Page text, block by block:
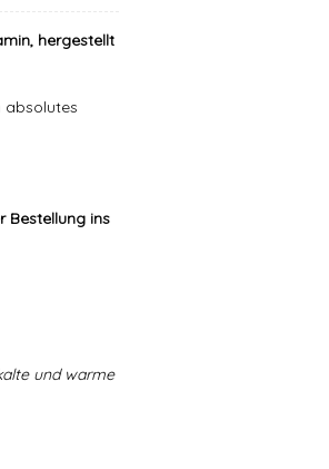
hergestellt
absolutes
Bestellung ins
und warme